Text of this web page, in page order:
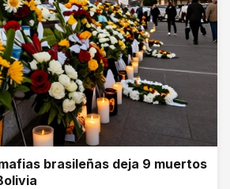
brasileñas deja 9 muertos